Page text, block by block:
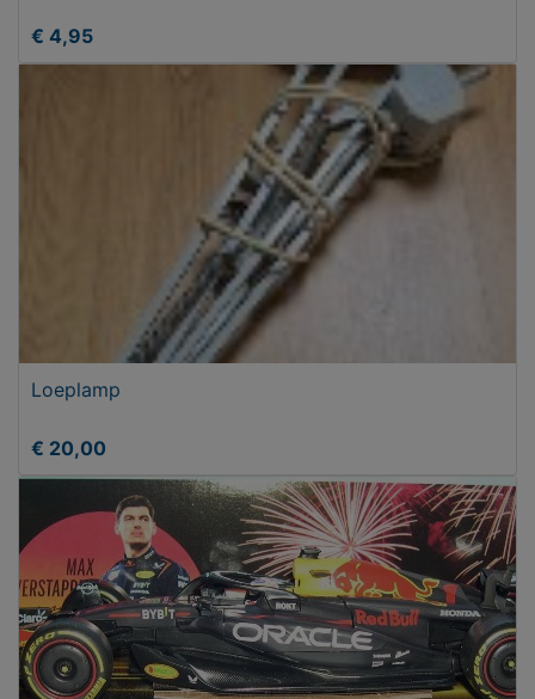
€ 4,95
Loeplamp
€ 20,00